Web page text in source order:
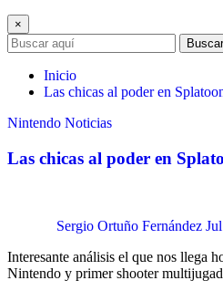
×
Buscar
Inicio
Las chicas al poder en
Nintendo Noticias
Las chicas al poder en
Sergio Ortuño Fernández
Interesante análisis el que nos llega
Nintendo y primer shooter